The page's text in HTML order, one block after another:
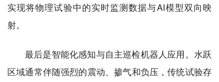
实现将物理试验中的实时监测数据与AI模型双向映
射。
最后是智能化感知与自主巡检机器人应用。水跃
区域通常伴随强烈的震动、掺气和负压，传统试验存